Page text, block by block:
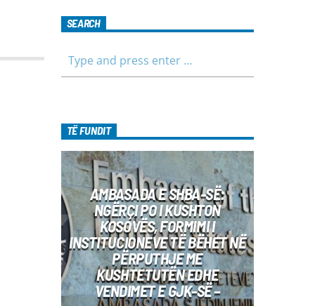
ndryshme, e që të jemi më afër
dëgjuesve të rinj, komunikojmë së
jenë pjesëmarrës në bashkëbisedim
për tema të ndryshme, në një formë
testimi për njohuritë që kanë, por edhe
Luljeta Beqiri Kontakti: Viber: +383 45
471 848 SMS: Dërgo Mesazh
SEARCH
TË FUNDIT
AMBASADA E SHBA-SË:
NGËRÇI PO I KUSHTON
KOSOVËS, FORMIMI I
INSTITUCIONEVE TË BËHET NË
PËRPUTHJE ME
KUSHTETUTËN EDHE
VENDIMET E GJK-SË –